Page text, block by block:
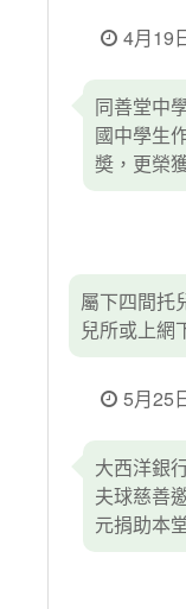
4月19
同善堂中
國中學生
奬，更榮
屬下四間托
兒所或上網
5月25
大西洋銀
夫球慈善
元捐助本